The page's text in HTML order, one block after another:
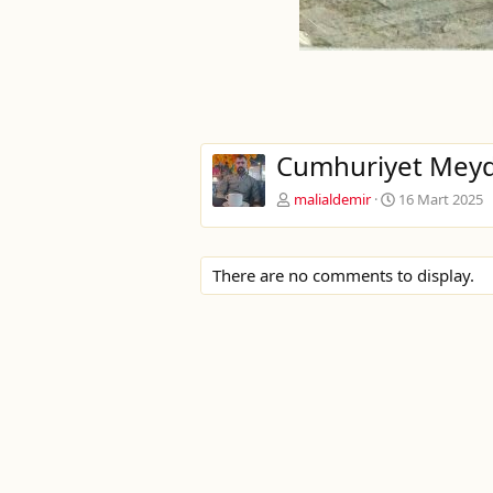
Cumhuriyet
malialdemir 16 Mart 2025
There are no comments to display.